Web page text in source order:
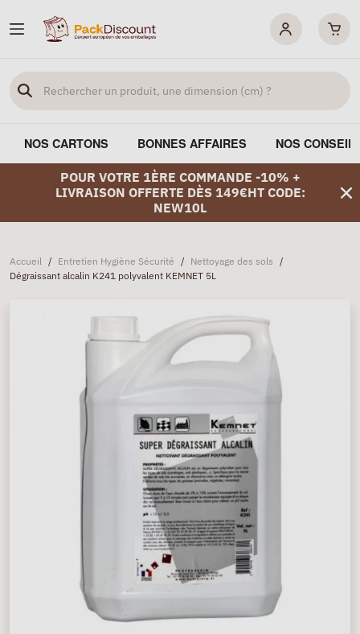
NOS CARTONS BONNES AFFAIRES NOS
POUR VOTRE 1ÈRE COMMANDE -10% +
LIVRAISON OFFERTE DÈS 149€HT CODE:
NEW10L
Accueil / Entretien Hygiène Sécurité / Nettoyage des sols /
Dégraissant alcalin K241 polyvalent KEMNET 5L